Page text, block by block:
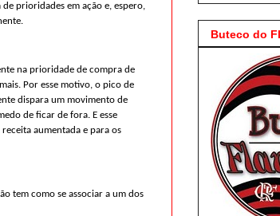
prioridades em ação e, espero,
na prioridade de compra de
Por esse motivo, o pico de
dispara um movimento de
de ficar de fora. E esse
aumentada e para os
tem como se associar a um dos
Buteco do